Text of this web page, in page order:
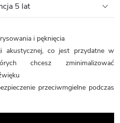
5 lat
i pęknięcia
akustycznej, co jest przydatne w
chcesz zminimalizować
przeciwmgielne podczas